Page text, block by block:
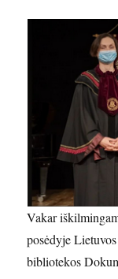
Vakar
posėdyje
bibliotekos